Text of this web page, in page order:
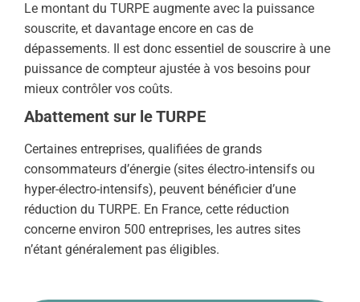
Le montant du TURPE augmente avec la puissance
souscrite, et davantage encore en cas de
dépassements. Il est donc essentiel de souscrire à une
puissance de compteur ajustée à vos besoins pour
mieux contrôler vos coûts.
Abattement sur le TURPE
Certaines entreprises, qualifiées de grands
consommateurs d’énergie (sites électro-intensifs ou
hyper-électro-intensifs), peuvent bénéficier d’une
réduction du TURPE. En France, cette réduction
concerne environ 500 entreprises, les autres sites
n’étant généralement pas éligibles.